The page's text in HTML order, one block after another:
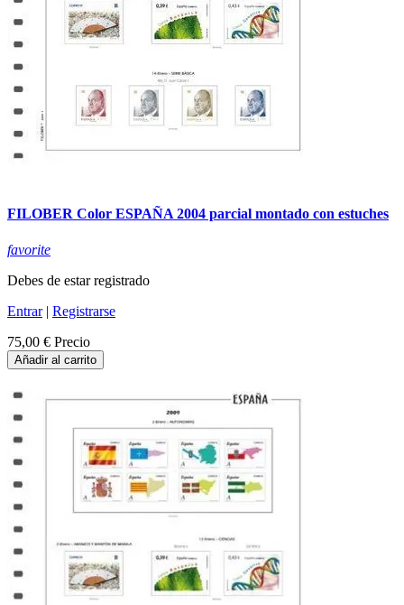
FILOBER Color ESPAÑA 2004 parcial montado con estuches
favorite
Debes de estar registrado
Entrar| Registrarse
75,00 € Precio
Añadir al carrito